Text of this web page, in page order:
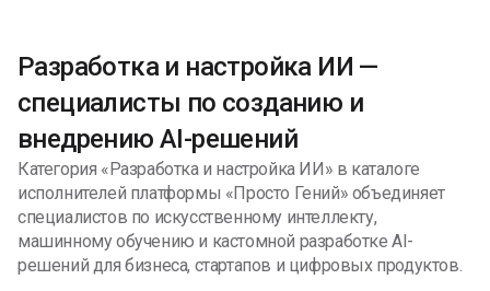
Разработка и настройка ИИ —
специалисты по созданию и
внедрению AI-решений
Категория «Разработка и настройка ИИ» в каталоге
исполнителей платформы «Просто Гений» объединяет
специалистов по искусственному интеллекту,
машинному обучению и кастомной разработке AI-
решений для бизнеса, стартапов и цифровых продуктов.